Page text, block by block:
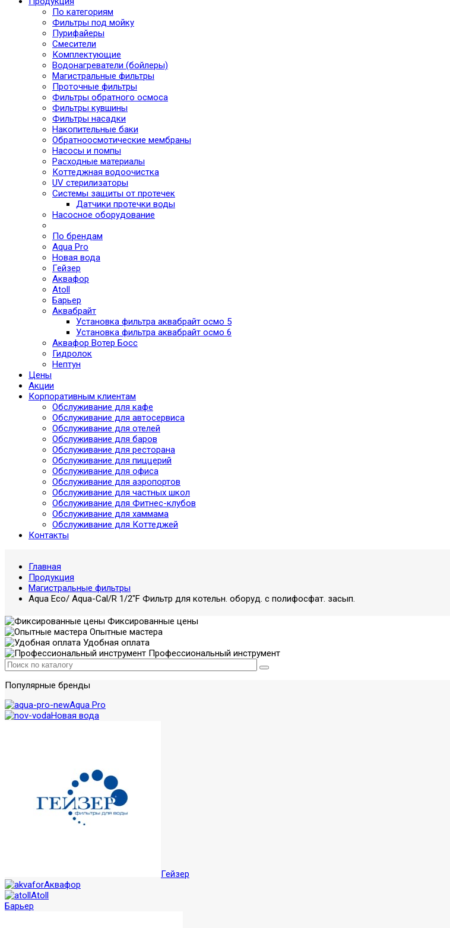
По категориям
Фильтры под мойку
Пурифайеры
Смесители
Комплектующие
Водонагреватели (бойлеры)
Магистральные фильтры
Проточные фильтры
Фильтры обратного осмоса
Фильтры кувшины
Фильтры насадки
Накопительные баки
Обратноосмотические мембраны
Насосы и помпы
Расходные материалы
Коттеджная водоочистка
UV стерилизаторы
Системы защиты от протечек
Датчики протечки воды
Насосное оборудование
По брендам
Aqua Pro
Новая вода
Гейзер
Аквафор
Atoll
Барьер
Аквабрайт
Установка фильтра аквабрайт осмо 5
Установка фильтра аквабрайт осмо 6
Аквафор Вотер Босс
Гидролок
Нептун
Цены
Акции
Корпоративным клиентам
Обслуживание для кафе
Обслуживание для автосервиса
Обслуживание для отелей
Обслуживание для баров
Обслуживание для ресторана
Обслуживание для пиццерий
Обслуживание для офиса
Обслуживание для аэропортов
Обслуживание для частных школ
Обслуживание для Фитнес-клубов
Обслуживание для хаммама
Обслуживание для Коттеджей
Контакты
Главная
Продукция
Магистральные фильтры
Aqua Eco/ Aqua-Cal/R 1/2"F Фильтр для котельн. оборуд. с полифосфат. засып.
Фиксированные цены
Опытные мастера
Удобная оплата
Профессиональный инструмент
Популярные бренды
Aqua Pro
Новая вода
Гейзер
Аквафор
Atoll
Барьер